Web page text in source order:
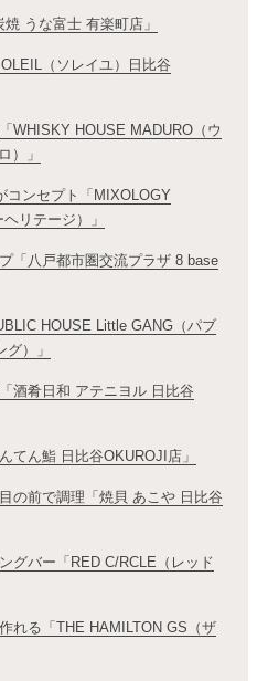
うな富士 有楽町店」
（ソレイユ）日比谷
WHISKY HOUSE MADURO（ウ
）」
コンセプト「MIXOLOGY
リテージ）」
「八戸都市圏交流プラザ 8 base
HOUSE Little GANG（パブ
）」
酒肴日和 アテニヨル 日比谷
てん鮨 日比谷OKUROJI店」
の前で調理「焼貝 あこや 日比谷
グバー「RED C/RCLE（レッド
れる「THE HAMILTON GS（ザ